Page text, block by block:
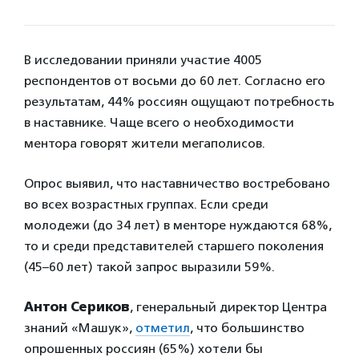
В исследовании приняли участие 4005
респондентов от восьми до 60 лет. Согласно его
результатам, 44% россиян ощущают потребность
в наставнике. Чаще всего о необходимости
ментора говорят жители мегаполисов.
Опрос выявил, что наставничество востребовано
во всех возрастных группах. Если среди
молодежи (до 34 лет) в менторе нуждаются 68%,
то и среди представителей старшего поколения
(45–60 лет) такой запрос выразили 59%.
Антон Сериков, генеральный директор Центра
знаний «Машук», отметил, что большинство
опрошенных россиян (65%) хотели бы